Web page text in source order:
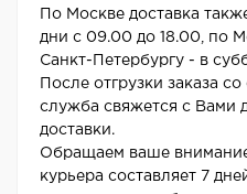
По Москве доставка
дни с 09.00 до 18.00, по
Санкт-Петербургу - в
После отгрузки заказа
служба свяжется с Вами
доставки.
Обращаем ваше
курьера составляет 7